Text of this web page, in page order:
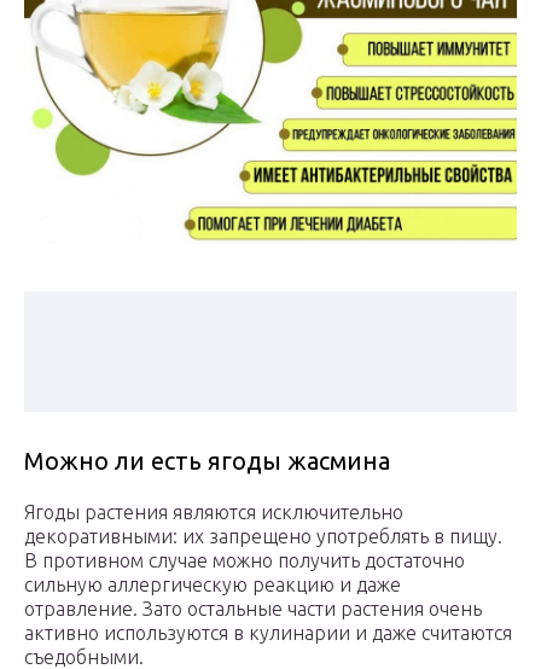
Можно ли есть ягоды жасмина
Ягоды растения являются исключительно
декоративными: их запрещено употреблять в пищу.
В противном случае можно получить достаточно
сильную аллергическую реакцию и даже
отравление. Зато остальные части растения очень
активно используются в кулинарии и даже считаются
съедобными.